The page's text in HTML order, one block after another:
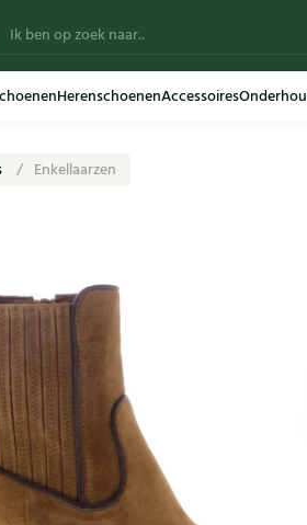
HerenschoenenAccessoires
Enkellaarzen